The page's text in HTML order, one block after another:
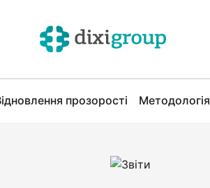
прозорості Методологія